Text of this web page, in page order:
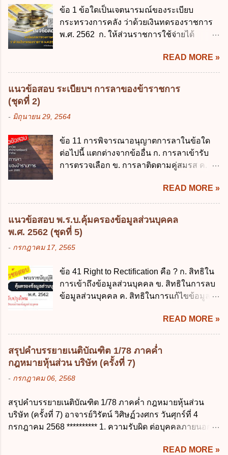
การเปิดเรียนภาคต้น ถ้าสถานศึกษายังมิไ...
ข้อ 3 โดยหลัก ทั่วไป พระราชบัญญัติคุ้มครอง
ข้อมูลส่วนบุคคล พ.ศ. 2562 ใช้บังคับตั้งแต่วัน
ใด ก. 26 พฤษภาคม 2562 ข. 27 พฤษภาคม
พฤษภาคม 2562 ข้อ 4 "บุคคลหรือนิติบุคคล
ซึ่งมีอำนาจหน้าที่ตัดสินใจเกี่ยวกับการเก็บ
รวบรวม ใช้ หรือเปิดเผยข้อมูลส่วนบุคคล" คือ
มีอำนาจแต่งตั้งพนักงานเจ้าหน้าที่ตามพระ
ราชบัญญัติคุ้มครองข้อมูลส่วนบุคคล พ.ศ.
2562 ก. นายกรัฐมนตรี ข. รัฐมนตรีว่าการ
ข้อ 1 ข้อใดเป็นเจตนารมณ์ของระเบียบ
กระทรวงการคลัง ว่าด้วยเงินทดรองราชการ
พ.ศ. 2562 ก. ให้ส่วนราชการใช้จ่ายได้
ส่วนราชการมีเงินทดรองราชการเพื่อรองจ่าย
ตามข้อผูกพันในการกู้เงินจากต่างประเทศ ค.
รองรับการปฏิบัติงานด้านการเงินการคลังตาม
สามารถรอการเบิกเงินจากงบประมาณได้ ข้อ
ราชการ พ.ศ. 2562 ออกโดยอาศัยกฎหมาย
แม่บทใด ก. พระราชบัญญัติวิธีการงบ
ประมาณ พ.ศ. 2561 ข. พระราชบัญญัติวินัย
บัญญัติเงินคงคลัง พ.ศ. 2491 ง. ระเบียบ
กระทรวงการคลัง ว่าด้วยการเบิกเงินจากคลัง
การรับเงิน การจ่ายเงิน การเก็บรักษาเงิน และ
การนำเงินส่งคลัง พ.ศ. 2562 ข้อ 3 ส่วน
สำรองจ่ายได้แห่งละไม่เกินเท่าใร ก. 100,000
บาท ข. 50,000 บาท ค. 30,000 บาท ง. 10,000
บาท ข้อ 4 ดอกเบี้ยที่เกิดจากการนำเงินทดรอง
ราชการจำนวนที่เกินกว่า...
READ MORE »
แนวข้อสอบ ระเบียบฯ การลาของข้าราชการ
(ชุดที่ 2)
- มิถุนายน 29, 2564
ข้อ 11 การพิจารณาอนุญาตการลาในข้อใด
ต่อไปนี้ แตกต่างจากข้ออื่น ก. การลาเข้ารับ
การตรวจเลือก ข. การลาติดตามคู่สมรส ค.
ปฏิบัติการวิจัย หรือดูงาน ข้อ 12 ข้อใด ไม่ ถูก
ต้องเกี่ยวกับการลาไปช่วยเหลือภริยาที่คลอด
บุตร ก. ต้องเป็นภริยาโดยชอบด้วยกฎหมาย ข.
ลาได้เพียงครั้งเดียว ค. ต้องลาภายใน 90 วัน
นับแต่วันที่คลอดบุตร ง. ลาได้ครั้งหนึ่งติดต่อ
กันไม่เกิน 15 วันทำการ ข้อ 13 สิทธิลากิจส่วน
เกิน 90 วัน ข. ลาต่อเนื่องจากการคลอดบุตรได้
ไม่เกิน 90 วันทำการ ค. ลาได้ไม่เกิน 120 วัน
ง. ลาต่อเนื่องจากการคลอดบุตรได้ไม่เกิน 150
รัฐมนตรี ว่าด้วยการลาของข้าราชการ พ.ศ.
2555 กำหนดให้ข้าราชการที่รับราชการติดต่อ
กันมาแล้วไม่น้อยกว่า 10 ปี มีสิทธินำวันลาพัก
ผ่อนสะสมรวมกับวันลาพักผ่อนในปีปัจจุบันได้
15 การลาติดตามคู่สมรส ต้องมีระยะเวลาไม่
เกินกำหนดในข้อใดเพื่อมิให้มีผลเป็นการลา
ออกจากราชการ ก. ไม่เกิน 2 ปี ข. ไม่เกิน 3...
READ MORE »
แนวข้อสอบ พ.ร.บ.คุ้มครองข้อมูลส่วนบุคคล
พ.ศ. 2562 (ชุดที่ 5)
- กรกฎาคม 17, 2565
ข้อ 41 Right to Rectification คือ ? ก. สิทธิใน
การเข้าถึงข้อมูลส่วนบุคคล ข. สิทธิในการลบ
ข้อมูลส่วนบุคคล ค. สิทธิในการแก้ไขข้อมูล
การประมวลผลข้อมูลส่วนบุคคล ข้อ 42 ผู้
ควบคุมข้อมูลส่วนบุคคลต้องแก้ไขข้อมูลส่วน
บุคคลตามหลักการข้อใด ก. ถูกต้อง เป็น
ปัจจุบัน ข. สมบูรณ์ ค. ไม่ก่อให้เกิดความ
เข้าใจผิด ง. ถูกทุกข้อ ข้อ 43 มาตรการทาง
กฎหมายคุ้มครองข้อมูลส่วนบุคคล ในกรณีผู้
ข้อมูลส่วนบุคคลให้ถูกต้อง ก. ร้องทุกข์ ข. ร้อง
เรียน ค. อุทธรณ์ ง. ฟ้องร้อง ข้อ 44 หลักการ
สำคัญของสิทธิในการลบข้อมูลส่วนบุคคล คือ
READ MORE »
สรุปคำบรรยายเนติบัณฑิต 1/78 ภาคค่ำ
กฎหมายหุ้นส่วน บริษัท (ครั้งที่ 7)
- กรกฎาคม 06, 2568
สรุปคำบรรยายเนติบัณฑิต 1/78 ภาคค่ำ กฎหมายหุ้นส่วน
บริษัท (ครั้งที่ 7) อาจารย์วิรัตน์ วิศิษฏ์วงศกร วันศุกร์ที่ 4
กรกฎาคม 2568 ********** 1. ความรับผิด ต่อบุคคลภายนอก
คนใดคนหนึ่งได้จัดทำไปในทางที่เป็น ธรรมดาการค้าขาย
READ MORE »